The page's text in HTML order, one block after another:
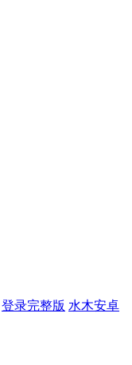
登录完整版 水木安卓